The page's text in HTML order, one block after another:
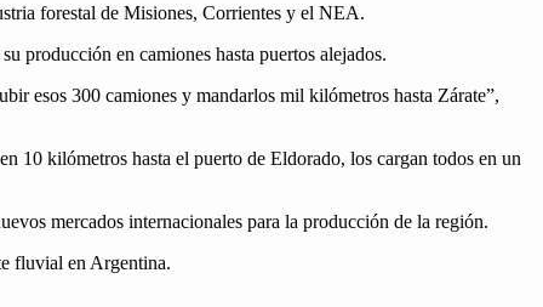
fore­stal de Misiones, Cor­ri­entes y el NEA.
pro­duc­ción en camiones has­ta puer­tos ale­ja­dos.
esos 300 camiones y man­dar­los mil kilómet­ros has­ta Zárate”,
10 kilómet­ros has­ta el puer­to de Eldo­ra­do, los car­gan todos en un
mer­ca­dos inter­na­cionales para la pro­duc­ción de la región.
flu­vial en Argenti­na.